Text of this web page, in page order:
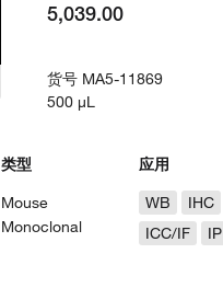
类型
Mouse
Monoclonal
应用
WB
IHC
ICC/IF
IP
5,039.00
货号 MA5-11869
500 µL